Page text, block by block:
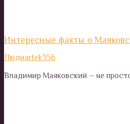
Интересные факты о
Людиartek356
Владимир Маяковский – не